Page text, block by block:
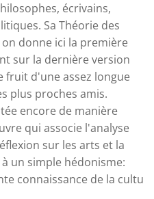
écrivains,
Sa Théorie des
donne ici la première
sur la dernière version
fruit d'une assez longue
plus proches amis.
encore de manière
qui associe l'analyse
sur les arts et la
un simple hédonisme:
connaissance de la cultu